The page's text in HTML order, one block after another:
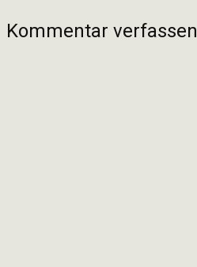
Kommentar verfassen